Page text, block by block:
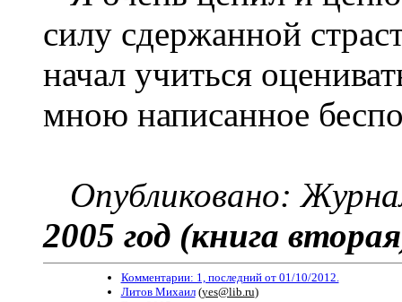
силу сдержанной
начал учиться
мною написанное
Опубликовано:
2005 год (книга вторая
Комментарии: 1, последний от 01/10/2012.
Литов Михаил(yes@lib.ru)